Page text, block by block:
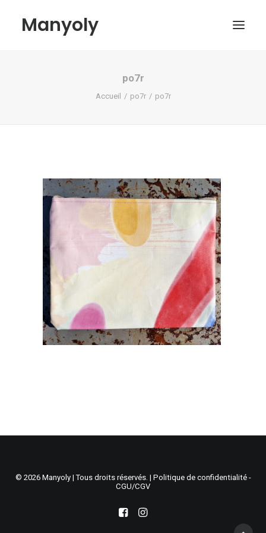
Manyoly
Contact
Mon compte
Recherche
Panier
po7r
Accueil po7r po7r
© 2026 Manyoly | Tous droits réservés. | Politique de confidentialité -
CGU/CGV